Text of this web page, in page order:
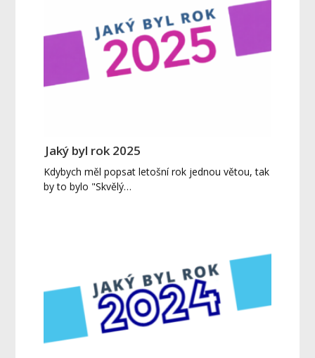
Jaký byl rok 2025
Kdybych měl popsat letošní rok jednou větou, tak
by to bylo "Skvělý…